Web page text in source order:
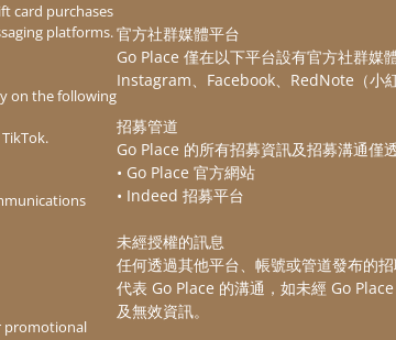
card purchases
platforms.
on the following
promotional
官方社群媒體平台
Go Place 僅在以下平台設有官方社群媒
Instagram、Facebook、RedNote（小
招募管道
Go Place 的所有招募資訊及招募溝通僅
• Go Place 官方網站
• Indeed 招募平台
未經授權的訊息
任何透過其他平台、帳號或管道發布的
代表 Go Place 的溝通，如未經 Go
及無效資訊。